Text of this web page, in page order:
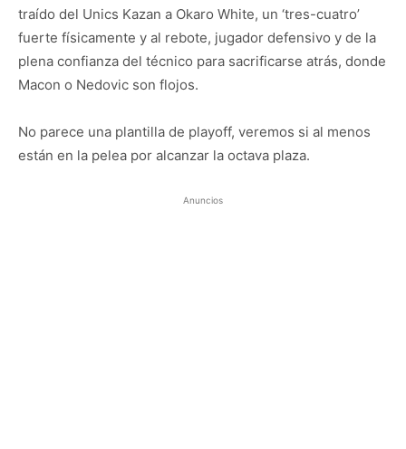
traído del Unics Kazan a Okaro White, un ‘tres-cuatro’
fuerte físicamente y al rebote, jugador defensivo y de la
plena confianza del técnico para sacrificarse atrás, donde
Macon o Nedovic son flojos.
No parece una plantilla de playoff, veremos si al menos
están en la pelea por alcanzar la octava plaza.
Anuncios